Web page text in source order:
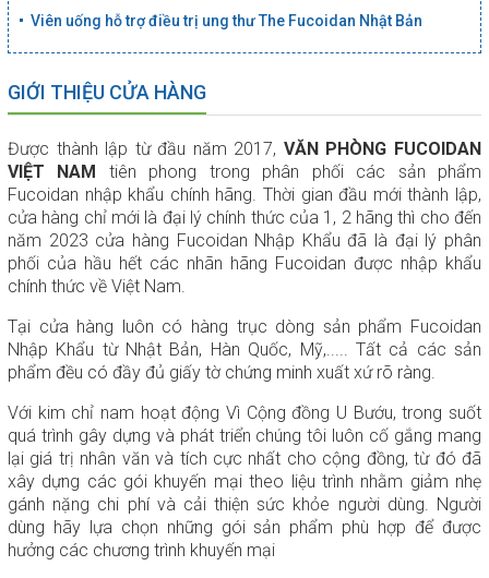
Viên uống hỗ trợ điều trị ung thư The Fucoidan Nhật Bản
GIỚI THIỆU CỬA HÀNG
Được thành lập từ đầu năm 2017, VĂN PHÒNG FUCOIDAN
VIỆT NAM tiên phong trong phân phối các sản phẩm
Fucoidan nhập khẩu chính hãng. Thời gian đầu mới thành lập,
cửa hàng chỉ mới là đại lý chính thức của 1, 2 hãng thì cho đến
năm 2023 cửa hàng Fucoidan Nhập Khẩu đã là đại lý phân
phối của hầu hết các nhãn hãng Fucoidan được nhập khẩu
chính thức về Việt Nam.
Tại cửa hàng luôn có hàng trục dòng sản phẩm Fucoidan
Nhập Khẩu từ Nhật Bản, Hàn Quốc, Mỹ,..... Tất cả các sản
phẩm đều có đầy đủ giấy tờ chứng minh xuất xứ rõ ràng.
Với kim chỉ nam hoạt động Vì Cộng đồng U Bướu, trong suốt
quá trình gây dựng và phát triển chúng tôi luôn cố gắng mang
lại giá trị nhân văn và tích cực nhất cho cộng đồng, từ đó đã
xây dựng các gói khuyến mại theo liệu trình nhằm giảm nhẹ
gánh nặng chi phí và cải thiện sức khỏe người dùng. Người
dùng hãy lựa chọn những gói sản phẩm phù hợp để được
hưởng các chương trình khuyến mại